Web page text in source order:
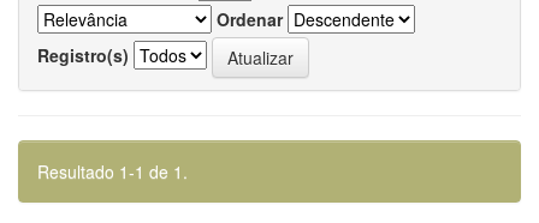
Ordenar
Registro(s)
Resultado 1-1 de 1.